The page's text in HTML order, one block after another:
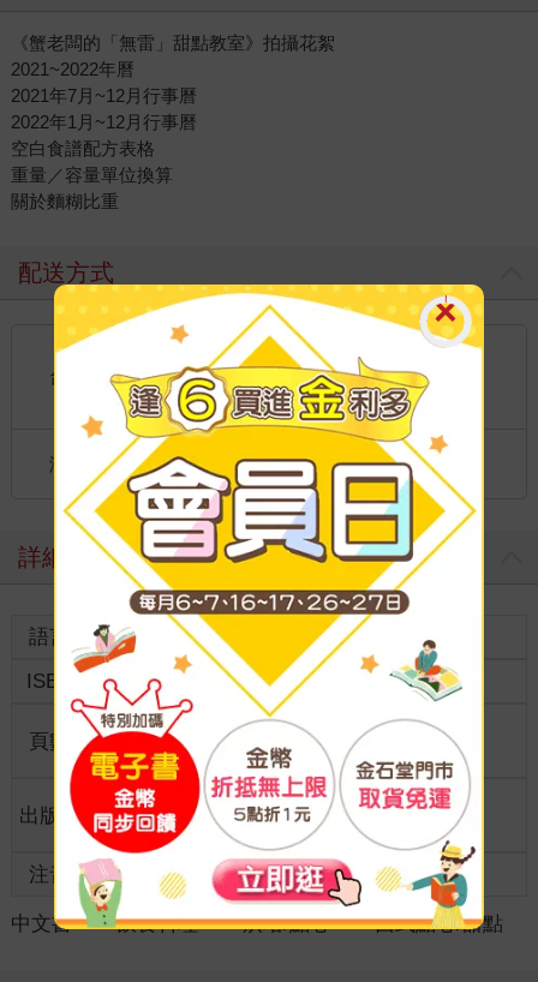
《蟹老闆的「無雷」甜點教室》拍攝花絮
2021~2022年曆
2021年7月~12月行事曆
2022年1月~12月行事曆
空白食譜配方表格
重量／容量單位換算
關於麵糊比重
配送方式
台灣
國內宅配：本島、離島
到店取貨：
不限金額免運費
海外
國際快遞：全球
港澳店取：
詳細資料
語言 中文繁體 裝訂
紙本平裝
ISBN
9789865481025 分級 普通級
頁數 128
商品規
格
18開17*23cm
出版地 台灣
適讀年
齡
全齡適讀
注音 級別
中文書 ＞ 飲食料理 ＞ 烘培/點心 ＞ 西式點心/甜點